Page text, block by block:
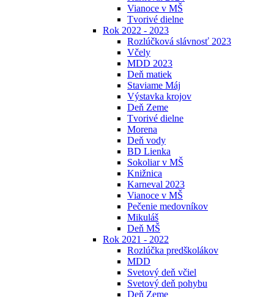
Vianoce v MŠ
Tvorivé dielne
Rok 2022 - 2023
Rozlúčková slávnosť 2023
Včely
MDD 2023
Deň matiek
Staviame Máj
Výstavka krojov
Deň Zeme
Tvorivé dielne
Morena
Deň vody
BD Lienka
Sokoliar v MŠ
Knižnica
Karneval 2023
Vianoce v MŠ
Pečenie medovníkov
Mikuláš
Deň MŠ
Rok 2021 - 2022
Rozlúčka predškolákov
MDD
Svetový deň včiel
Svetový deň pohybu
Deň Zeme